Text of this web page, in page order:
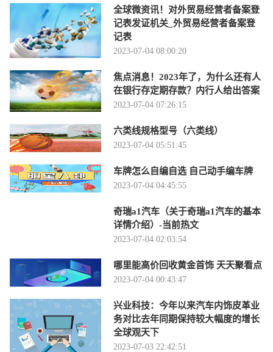
全球微资讯！对外贸易经营者备案登
记表发证机关_外贸易经营者备案登
记表
2023-07-04 08:00:20
焦点消息！2023年了，为什么还有人
在银行存定期存款？内行人给出答案
2023-07-04 07:26:15
六类线规格型号（六类线）
2023-07-04 05:51:45
车牌怎么自编自选 自己动手编车牌
2023-07-04 04:45:55
奇瑞a1汽车（关于奇瑞a1汽车的基本
详情介绍）-当前热文
2023-07-04 02:03:54
哪里能高价回收黄金首饰 天天聚看点
2023-07-04 00:43:47
兴业科技：今年以来汽车内饰皮革业
务对比去年同期保持较大幅度的增长
全球观天下
2023-07-03 22:42:51